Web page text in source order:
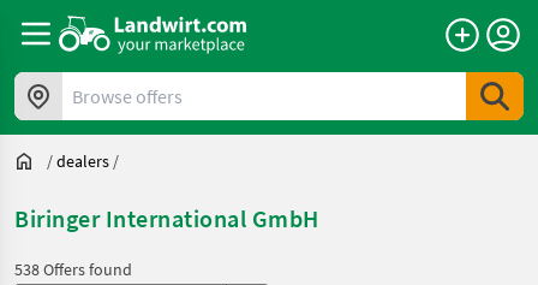
Browse offers
/dealers /
Biringer International GmbH
538 Offers found